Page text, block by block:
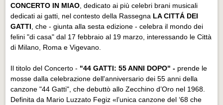
CONCERTO IN MIAO, dedicato ai più celebri brani musicali
dedicati ai gatti, nel contesto della Rassegna LA CITTÁ DEI
GATTI, che - giunta alla sesta edizione - celebra il mondo dei
felini "di casa" dal 17 febbraio al 19 marzo, interessando le Città
di Milano, Roma e Vigevano.
Il titolo del Concerto - "44 GATTI: 55 ANNI DOPO" - prende le
mosse dalla celebrazione dell'anniversario dei 55 anni della
canzone "44 Gatti", che debuttò allo Zecchino d’Oro nel 1968.
Definita da Mario Luzzato Fegiz «l’unica canzone del ‘68 che